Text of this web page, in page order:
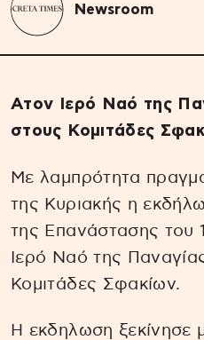
Newsroom
Ατον Ιερό Ναό της
στους Κομιτάδες
Με λαμπρότητα
της Κυριακής η
της Επανάστασης του
Ιερό Ναό της
Κομιτάδες Σφακίων.
Η εκδηλωση ξεκίνησε